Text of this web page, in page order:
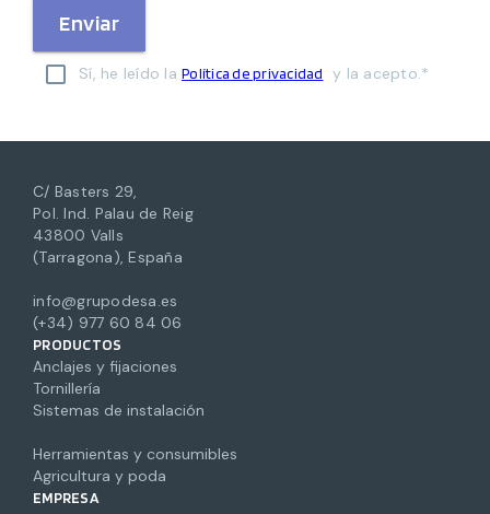
Enviar
Sí, he leído la Política de privacidad y la acepto.*
C/ Basters 29,
Pol. Ind. Palau de Reig
43800 Valls
(Tarragona), España
info@grupodesa.es
(+34) 977 60 84 06
PRODUCTOS
Anclajes y fijaciones
Tornillería
Sistemas de instalación
Herramientas y consumibles
Agricultura y poda
EMPRESA